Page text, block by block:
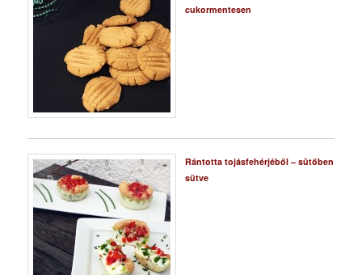
cukormentesen
Rántotta tojásfehérjéből – sütőben
sütve